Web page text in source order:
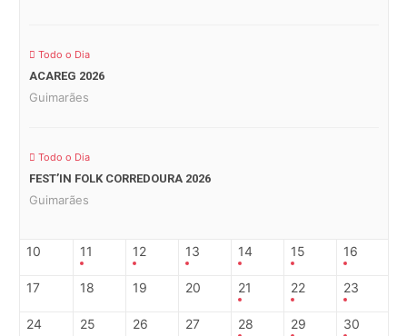
Todo o Dia
ACAREG 2026
Guimarães
Todo o Dia
FEST’IN FOLK CORREDOURA 2026
Guimarães
10 11 12 13 14 15 16
17 18 19 20 21 22 23
24 25 26 27 28 29 30